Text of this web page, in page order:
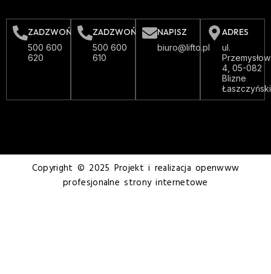
ZADZWOŃ
500 600
620
ZADZWOŃ
500 600
610
NAPISZ
biuro@lifto.pl
ADRES
ul.
4, 05-082
Blizne
Copyright © 2025 Projekt i realizacja openwww
profesjonalne strony internetowe